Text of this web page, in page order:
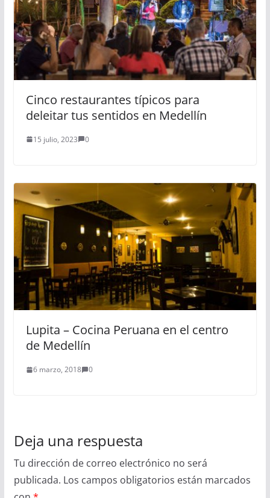
Cinco restaurantes típicos para
deleitar tus sentidos en Medellín
15 julio, 2023 0
Lupita – Cocina Peruana en el centro
de Medellín
6 marzo, 2018 0
Deja una respuesta
Tu dirección de correo electrónico no será
publicada. Los campos obligatorios están marcados